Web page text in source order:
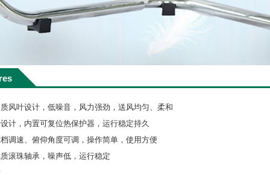
风叶设计，低噪音，风力强劲，送风均匀、柔和
计，内置可复位热保护器，运行稳定持久
调速、俯仰角度可调，操作简单，使用方便
滚珠轴承，噪声低，运行稳定